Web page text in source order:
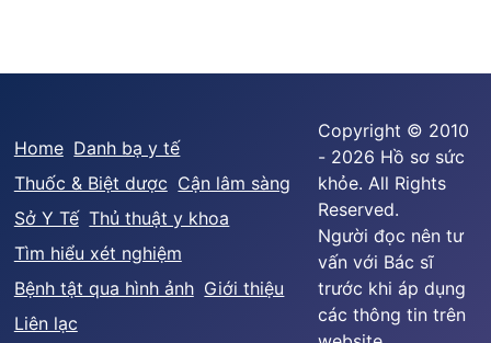
Home Danh bạ y tế
Thuốc & Biệt dược Cận lâm sàng
Sở Y Tế Thủ thuật y khoa
Tìm hiểu xét nghiệm
Bệnh tật qua hình ảnh Giới thiệu
Liên lạc
Copyright © 2010
- 2026 Hồ sơ sức
khỏe. All Rights
Reserved.
Người đọc nên tư
vấn với Bác sĩ
trước khi áp dụng
các thông tin trên